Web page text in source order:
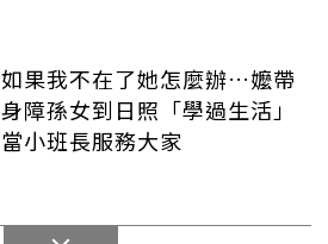
如果我不在了她怎麼辦…嬤帶
身障孫女到日照「學過生活」
當小班長服務大家